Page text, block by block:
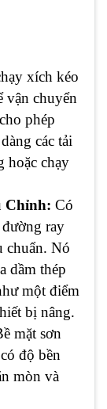
xích kéo
chuyển
phép
các tải
hoặc chạy
Chỉnh: Có
ray
chuẩn. Nó
dầm thép
một điểm
bị nâng.
mặt sơn
độ bền
mòn và